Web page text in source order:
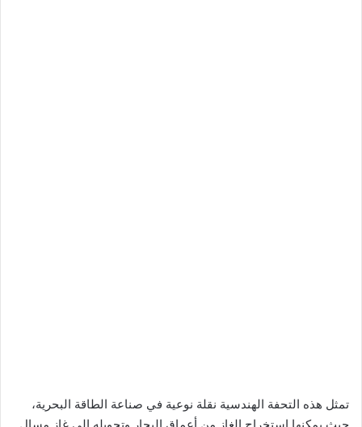
تمثل هذه التحفة الهندسية نقلة نوعية في صناعة الطاقة البحرية،
حيث يمكنها استخراج الغاز من أعماق البحار وتحويله إلى غاز مسال